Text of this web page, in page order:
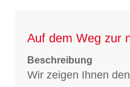
Auf dem Weg zur
Beschreibung
Wir zeigen Ihnen